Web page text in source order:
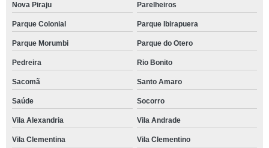
Nova Piraju Parelheiros
Parque Colonial Parque Ibirapuera
Parque Morumbi Parque do Otero
Pedreira Rio Bonito
Sacomã Santo Amaro
Saúde Socorro
Vila Alexandria Vila Andrade
Vila Clementina Vila Clementino